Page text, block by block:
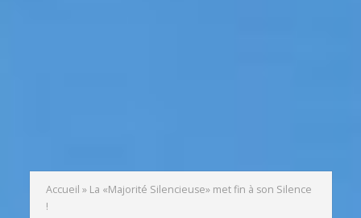
Accueil » La «Majorité Silencieuse» met fin à son Silence
!